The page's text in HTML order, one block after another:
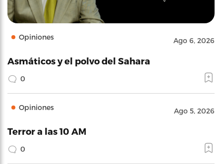
Opiniones Ago 6, 2026
Asmáticos y el polvo del Sahara
0
Opiniones Ago 5, 2026
Terror a las 10 AM
0